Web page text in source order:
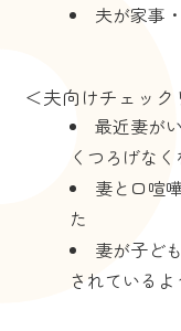
夫が家事
＜夫向けチェック
最近妻が
くつろげな
妻と口喧
た
妻が子ど
されている